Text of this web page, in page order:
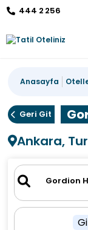
444 2 256
Anasayfa
Geri Git
Ankara,